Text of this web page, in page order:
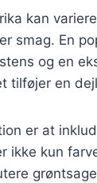
kan
smag. En
og en
tilføjer en
er at
ikke kun